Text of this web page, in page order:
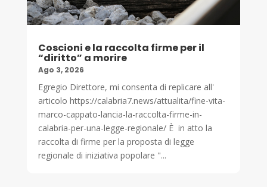
Coscioni e la raccolta firme per il
“diritto” a morire
Ago 3, 2026
Egregio Direttore, mi consenta di replicare all'
articolo https://calabria7.news/attualita/fine-vita-
marco-cappato-lancia-la-raccolta-firme-in-
calabria-per-una-legge-regionale/ È in atto la
raccolta di firme per la proposta di legge
regionale di iniziativa popolare "...